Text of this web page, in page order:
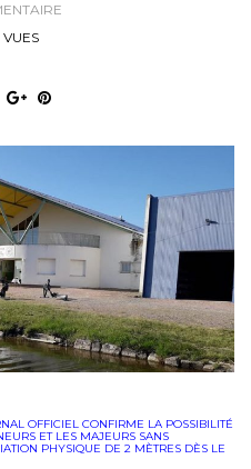
OFFICIEL CONFIRME LA POSSIBILITÉ
ET LES MAJEURS SANS
PHYSIQUE DE 2 MÈTRES DÈS LE